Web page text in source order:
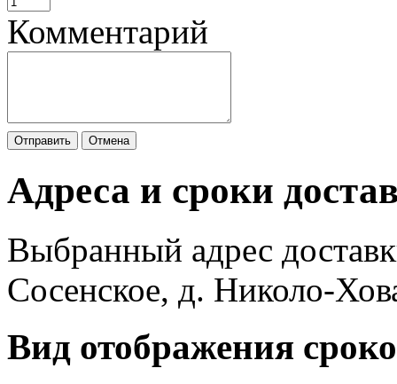
Комментарий
Отправить Отмена
Адреса и сроки
Выбранный адрес
Сосенское, д. Николо-
Вид отображения